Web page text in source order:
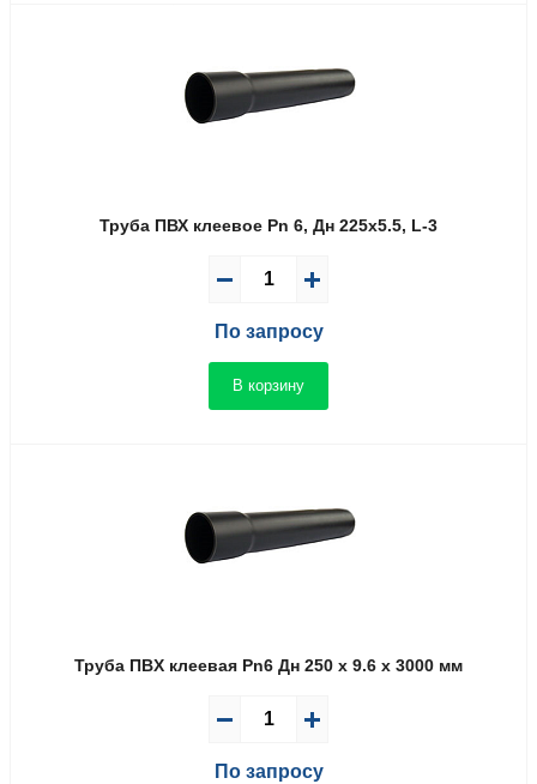
Труба ПВХ клеевое Pn 6, Дн 225х5.5, L-3
По запросу
В корзину
Труба ПВX клеевая Pn6 Дн 250 x 9.6 x 3000 мм
По запросу